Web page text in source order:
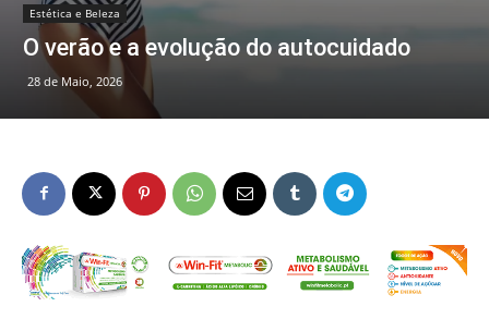
Estética e Beleza
O verão e a evolução do autocuidado
28 de Maio, 2026